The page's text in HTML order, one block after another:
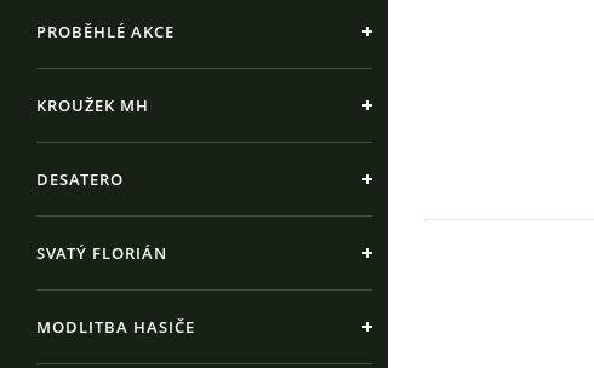
PROBĚHLÉ AKCE
KROUŽEK MH
DESATERO
SVATÝ FLORIÁN
MODLITBA HASIČE